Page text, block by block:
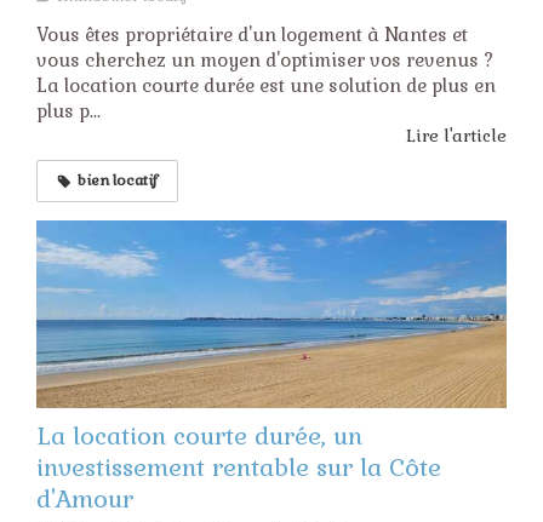
Vous êtes propriétaire d'un logement à Nantes et
vous cherchez un moyen d'optimiser vos revenus ?
La location courte durée est une solution de plus en
plus p...
Lire l'article
bien locatif
La location courte durée, un
investissement rentable sur la Côte
d'Amour